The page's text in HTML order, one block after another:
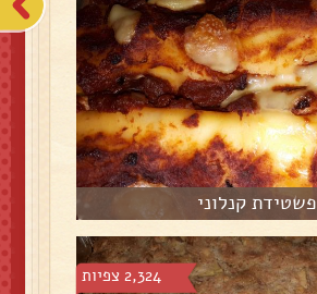
פשטידת קנלוני
2,324 צפיות